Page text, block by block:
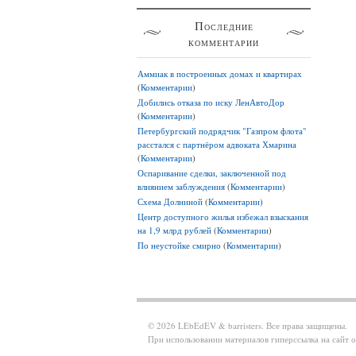
Последние
комментарии
Аммиак в построенных домах и квартирах
(Комментарии)
Добились отказа по иску ЛенАвтоДор
(Комментарии)
Петербургский подрядчик "Газпром флота"
расстался с партнёром адвоката Хмарина
(Комментарии)
Оспаривание сделки, заключенной под
влиянием заблуждения (Комментарии)
Схема Долниной (Комментарии)
Центр доступного жилья избежал взыскания
на 1,9 млрд рублей (Комментарии)
По неустойке смирно (Комментарии)
© 2026 LEbEdEV & barristers. Все права защищены.
При использовании материалов гиперссылка на сайт